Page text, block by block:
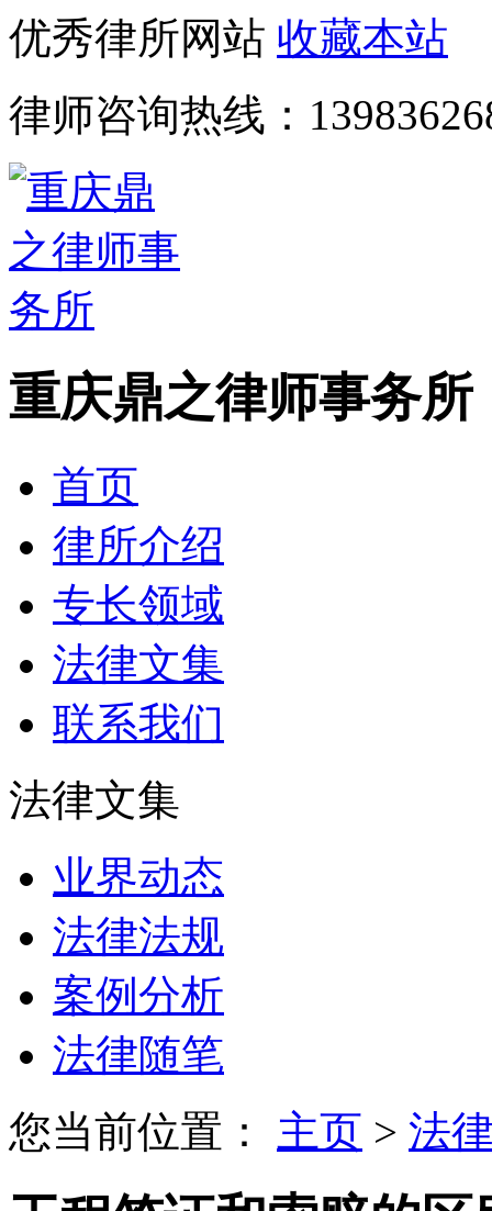
优秀律所网站 收藏本站
律师咨询热线：
重庆鼎之律师事务所
首页
律所介绍
专长领域
法律文集
联系我们
法律文集
业界动态
法律法规
案例分析
法律随笔
您当前位置： 主页 > 法